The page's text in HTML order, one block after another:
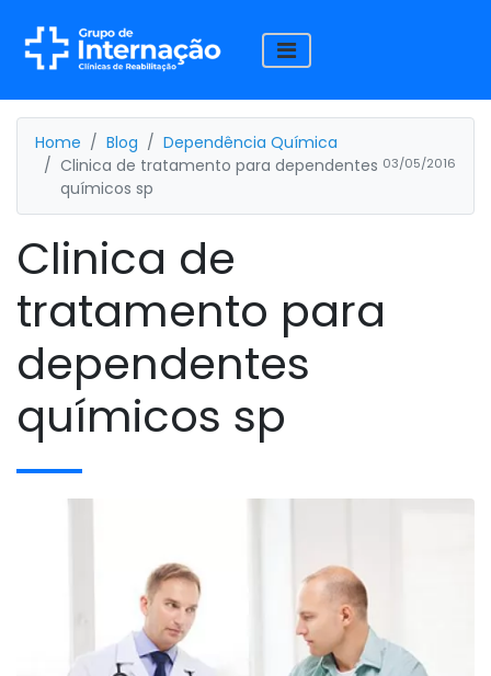
Home Blog
Dependência Química
Clinica de tratamento para dependentes
químicos sp
03/05/2016
Clinica de
tratamento para
dependentes
químicos sp